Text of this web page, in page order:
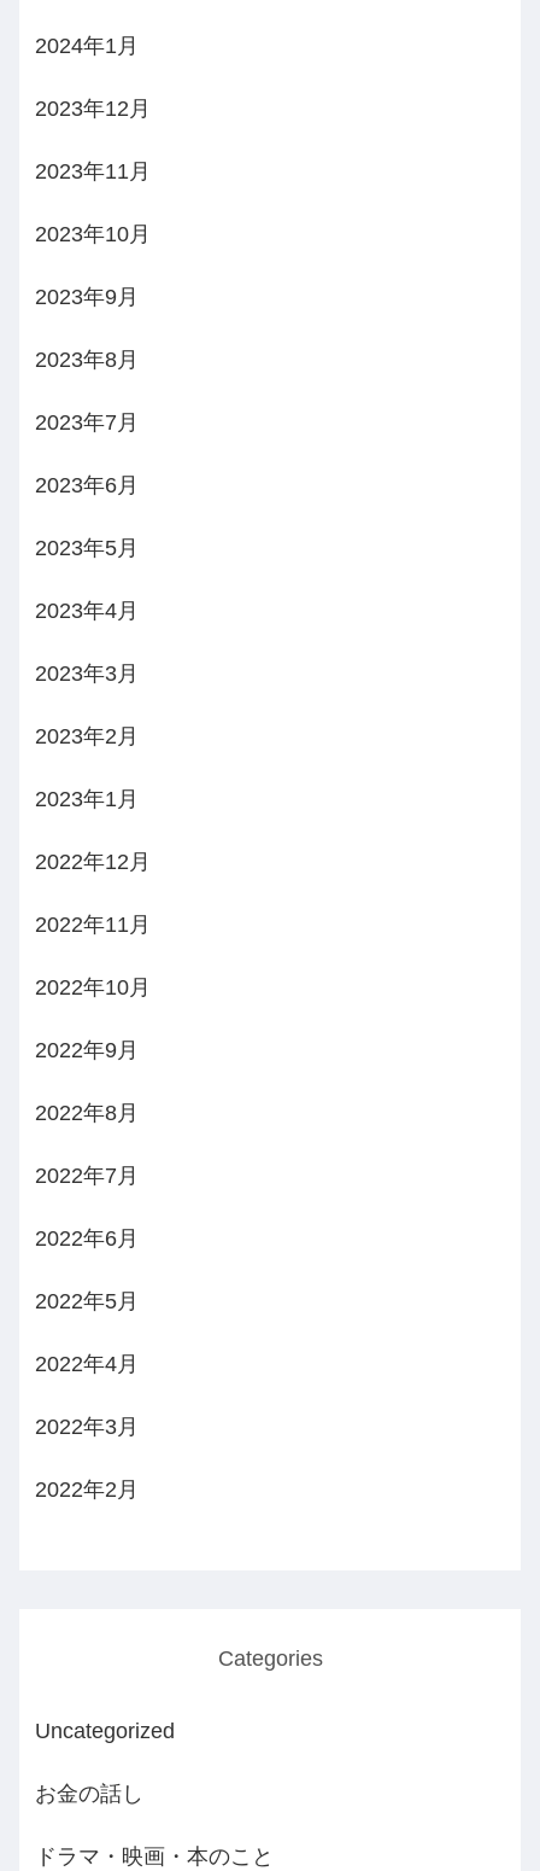
2024年1月
2023年12月
2023年11月
2023年10月
2023年9月
2023年8月
2023年7月
2023年6月
2023年5月
2023年4月
2023年3月
2023年2月
2023年1月
2022年12月
2022年11月
2022年10月
2022年9月
2022年8月
2022年7月
2022年6月
2022年5月
2022年4月
2022年3月
2022年2月
Categories
Uncategorized
お金の話し
ドラマ・映画・本のこと